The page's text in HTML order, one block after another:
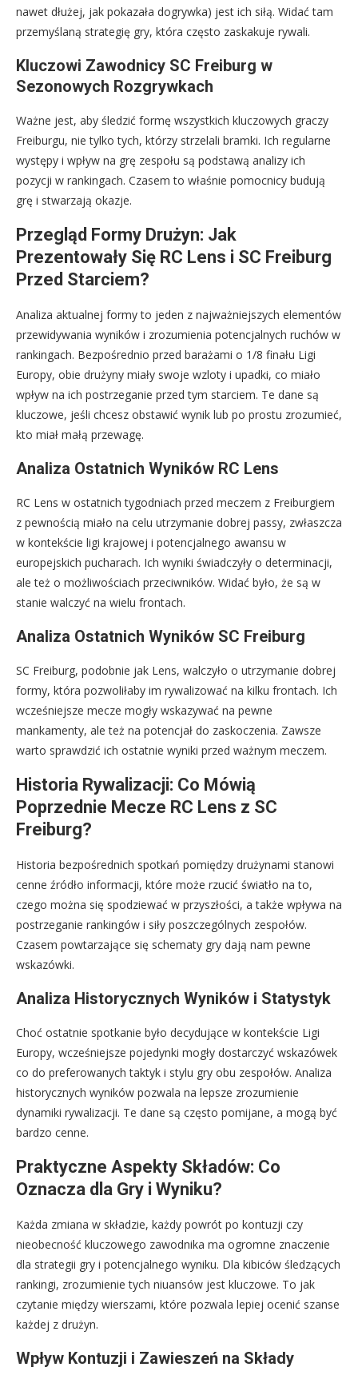
nawet dłużej, jak pokazała dogrywka) jest ich siłą. Widać tam
przemyślaną strategię gry, która często zaskakuje rywali.
Kluczowi Zawodnicy SC Freiburg w
Sezonowych Rozgrywkach
Ważne jest, aby śledzić formę wszystkich kluczowych graczy
Freiburgu, nie tylko tych, którzy strzelali bramki. Ich regularne
występy i wpływ na grę zespołu są podstawą analizy ich
pozycji w rankingach. Czasem to właśnie pomocnicy budują
grę i stwarzają okazje.
Przegląd Formy Drużyn: Jak
Prezentowały Się RC Lens i SC Freiburg
Przed Starciem?
Analiza aktualnej formy to jeden z najważniejszych elementów
przewidywania wyników i zrozumienia potencjalnych ruchów w
rankingach. Bezpośrednio przed barażami o 1/8 finału Ligi
Europy, obie drużyny miały swoje wzloty i upadki, co miało
wpływ na ich postrzeganie przed tym starciem. Te dane są
kluczowe, jeśli chcesz obstawić wynik lub po prostu zrozumieć,
kto miał małą przewagę.
Analiza Ostatnich Wyników RC Lens
RC Lens w ostatnich tygodniach przed meczem z Freiburgiem
z pewnością miało na celu utrzymanie dobrej passy, zwłaszcza
w kontekście ligi krajowej i potencjalnego awansu w
europejskich pucharach. Ich wyniki świadczyły o determinacji,
ale też o możliwościach przeciwników. Widać było, że są w
stanie walczyć na wielu frontach.
Analiza Ostatnich Wyników SC Freiburg
SC Freiburg, podobnie jak Lens, walczyło o utrzymanie dobrej
formy, która pozwoliłaby im rywalizować na kilku frontach. Ich
wcześniejsze mecze mogły wskazywać na pewne
mankamenty, ale też na potencjał do zaskoczenia. Zawsze
warto sprawdzić ich ostatnie wyniki przed ważnym meczem.
Historia Rywalizacji: Co Mówią
Poprzednie Mecze RC Lens z SC
Freiburg?
Historia bezpośrednich spotkań pomiędzy drużynami stanowi
cenne źródło informacji, które może rzucić światło na to,
czego można się spodziewać w przyszłości, a także wpływa na
postrzeganie rankingów i siły poszczególnych zespołów.
Czasem powtarzające się schematy gry dają nam pewne
wskazówki.
Analiza Historycznych Wyników i Statystyk
Choć ostatnie spotkanie było decydujące w kontekście Ligi
Europy, wcześniejsze pojedynki mogły dostarczyć wskazówek
co do preferowanych taktyk i stylu gry obu zespołów. Analiza
historycznych wyników pozwala na lepsze zrozumienie
dynamiki rywalizacji. Te dane są często pomijane, a mogą być
bardzo cenne.
Praktyczne Aspekty Składów: Co
Oznacza dla Gry i Wyniku?
Każda zmiana w składzie, każdy powrót po kontuzji czy
nieobecność kluczowego zawodnika ma ogromne znaczenie
dla strategii gry i potencjalnego wyniku. Dla kibiców śledzących
rankingi, zrozumienie tych niuansów jest kluczowe. To jak
czytanie między wierszami, które pozwala lepiej ocenić szanse
każdej z drużyn.
Wpływ Kontuzji i Zawieszeń na Składy